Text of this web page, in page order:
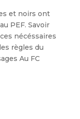
et noirs ont
PEF. Savoir
nécéssaires
règles du
Au FC